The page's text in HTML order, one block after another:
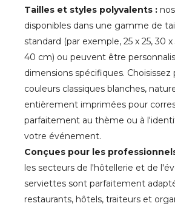
Tailles et styles polyvalents :
disponibles dans une gamme de
standard (par exemple, 25 x 25, 30 x
40 cm) ou peuvent être
dimensions spécifiques. Choisissez
couleurs classiques blanches,
entièrement imprimées pour
parfaitement au thème ou à
votre événement.
Conçues pour les
les secteurs de l'hôtellerie et de
serviettes sont parfaitement
restaurants, hôtels, traiteurs et